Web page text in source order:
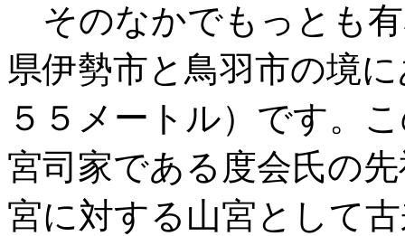
そのなかでもっとも
県伊勢市と鳥羽市の境
５５メートル）です。
宮司家である度会氏の
宮に対する山宮として